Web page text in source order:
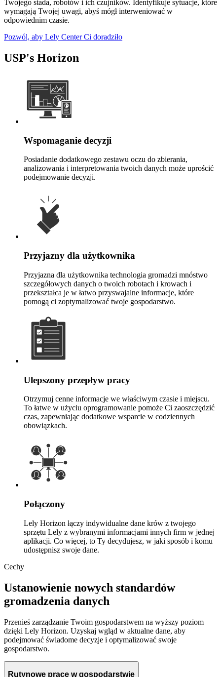
Twojego stada, robotów i ich czujników. Identyfikuje sytuacje, które
wymagają Twojej uwagi, abyś mógł interweniować w
odpowiednim czasie.
Pozwól, aby Lely Center Ci doradziło
USP's Horizon
Wspomaganie decyzji
Posiadanie dodatkowego zestawu oczu do zbierania,
analizowania i interpretowania twoich danych może uprościć
podejmowanie decyzji.
Przyjazny dla użytkownika
Przyjazna dla użytkownika technologia gromadzi mnóstwo
szczegółowych danych o twoich robotach i krowach i
przekształca je w łatwo przyswajalne informacje, które
pomogą ci zoptymalizować twoje gospodarstwo.
Ulepszony przepływ pracy
Otrzymuj cenne informacje we właściwym czasie i miejscu.
To łatwe w użyciu oprogramowanie pomoże Ci zaoszczędzić
czas, zapewniając dodatkowe wsparcie w codziennych
obowiązkach.
Połączony
Lely Horizon łączy indywidualne dane krów z twojego
sprzętu Lely z wybranymi informacjami innych firm w jednej
aplikacji. Co więcej, to Ty decydujesz, w jaki sposób i komu
udostępnisz swoje dane.
Cechy
Ustanowienie nowych standardów
gromadzenia danych
Przenieś zarządzanie Twoim gospodarstwem na wyższy poziom
dzięki Lely Horizon. Uzyskaj wgląd w aktualne dane, aby
podejmować świadome decyzje i optymalizować swoje
gospodarstwo.
Rutynowe prace w gospodarstwie